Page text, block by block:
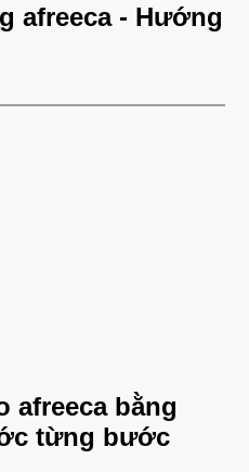
afreeca - Hướng
afreeca bằng
từng bước